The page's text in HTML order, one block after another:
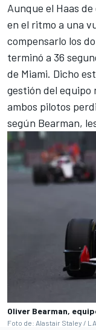
Aunque el Haas
en el ritmo a una
compensarlo los
terminó a 36
de Miami. Dicho
gestión del equipo
ambos pilotos
según Bearman,
Oliver Bearman,
Foto de: Alastair Staley /